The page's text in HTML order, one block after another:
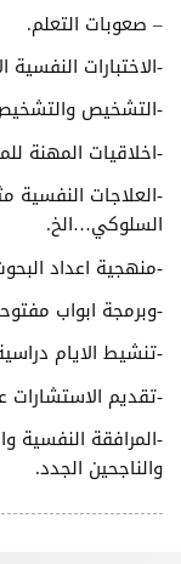
– صعوبات التعلم.
-الاختبارات النفسية
-التشخيص
-اخلاقيات المهنة
-العلاجات النفسية
السلوكي…الخ.
-منهجية اعداد
-وبرمجة ابواب
-تنشيط الايام
-تقديم الاستشارات
-المرافقة النفسية
والناجحين الجدد.